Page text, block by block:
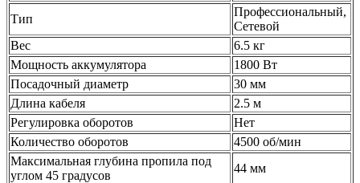
Тип
Профессиональный,
Сетевой
Вес
6.5 кг
Мощность аккумулятора
1800 Вт
Посадочный диаметр
30 мм
Длина кабеля
2.5 м
Регулировка оборотов
Нет
Количество оборотов
4500 об/мин
Максимальная глубина пропила под
углом 45 градусов
44 мм